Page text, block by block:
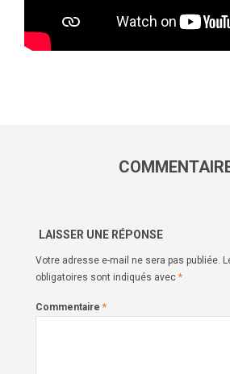
LAISSER UNE RÉPONSE
Votre adresse e-mail ne sera pas publiée.
obligatoires sont indiqués avec *
Commentaire *